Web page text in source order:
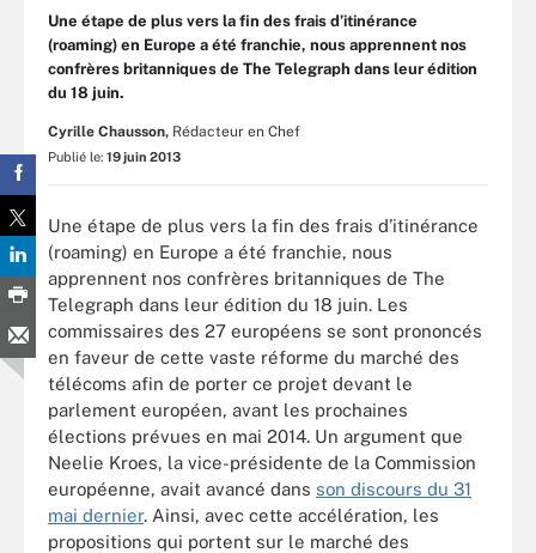
Une étape de plus vers la fin des frais d’itinérance
(roaming) en Europe a été franchie, nous apprennent nos
confrères britanniques de The Telegraph dans leur édition
du 18 juin.
Cyrille Chausson, Rédacteur en Chef
Publié le: 19 juin 2013
Une étape de plus vers la fin des frais d’itinérance
(roaming) en Europe a été franchie, nous
apprennent nos confrères britanniques de The
Telegraph dans leur édition du 18 juin. Les
commissaires des 27 européens se sont prononcés
en faveur de cette vaste réforme du marché des
télécoms afin de porter ce projet devant le
parlement européen, avant les prochaines
élections prévues en mai 2014. Un argument que
Neelie Kroes, la vice-présidente de la Commission
européenne, avait avancé dans son discours du 31
mai dernier. Ainsi, avec cette accélération, les
propositions qui portent sur le marché des